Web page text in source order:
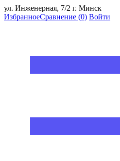
ул. Инженерная, 7/2 г. Минск
ИзбранноеСравнение (0) Войти